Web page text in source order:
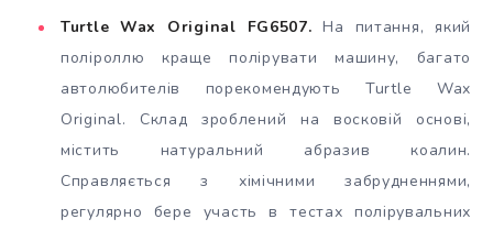
Turtle Wax Original FG6507. На питання, який
поліроллю краще полірувати машину, багато
автолюбителів порекомендують Turtle Wax
Original. Склад зроблений на восковій основі,
містить натуральний абразив коалин.
Справляється з хімічними забрудненнями,
регулярно бере участь в тестах полірувальних